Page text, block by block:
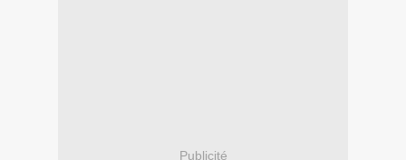
Publicité